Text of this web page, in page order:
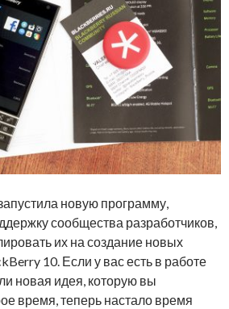
новую программу,
сообщества разработчиков,
их на создание новых
10. Если у вас есть в работе
новая идея, которую вы
время, теперь настало время